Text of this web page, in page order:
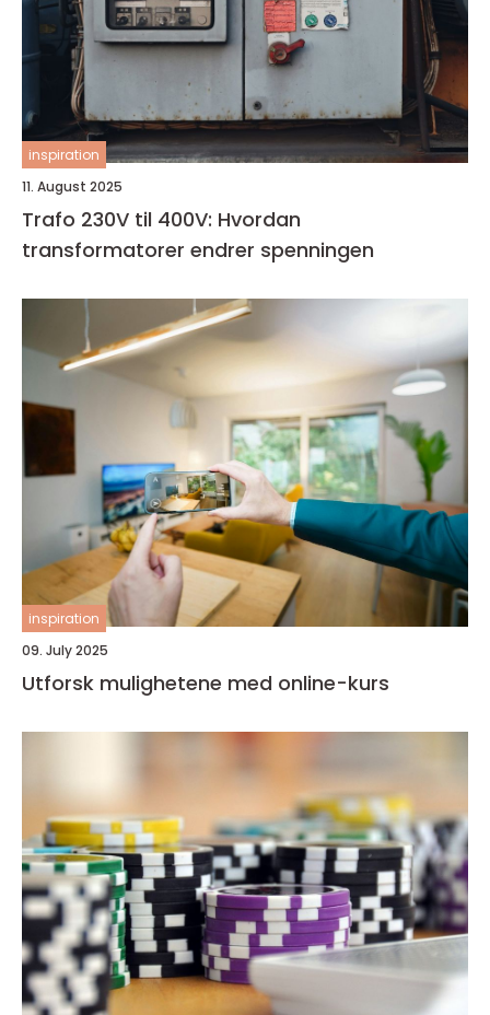
inspiration
11. August 2025
Trafo 230V til 400V: Hvordan
transformatorer endrer spenningen
inspiration
09. July 2025
Utforsk mulighetene med online-kurs